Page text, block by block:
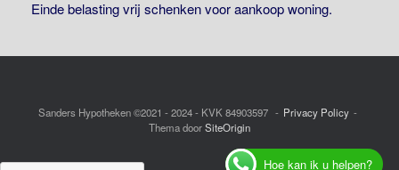
Einde belasting vrij schenken voor aankoop woning.
Sanders Hypotheken ©2021 - 2024 - KVK 84903597
Privacy Policy
Thema doorSiteOrigin
Hoe kan ik u helpen?